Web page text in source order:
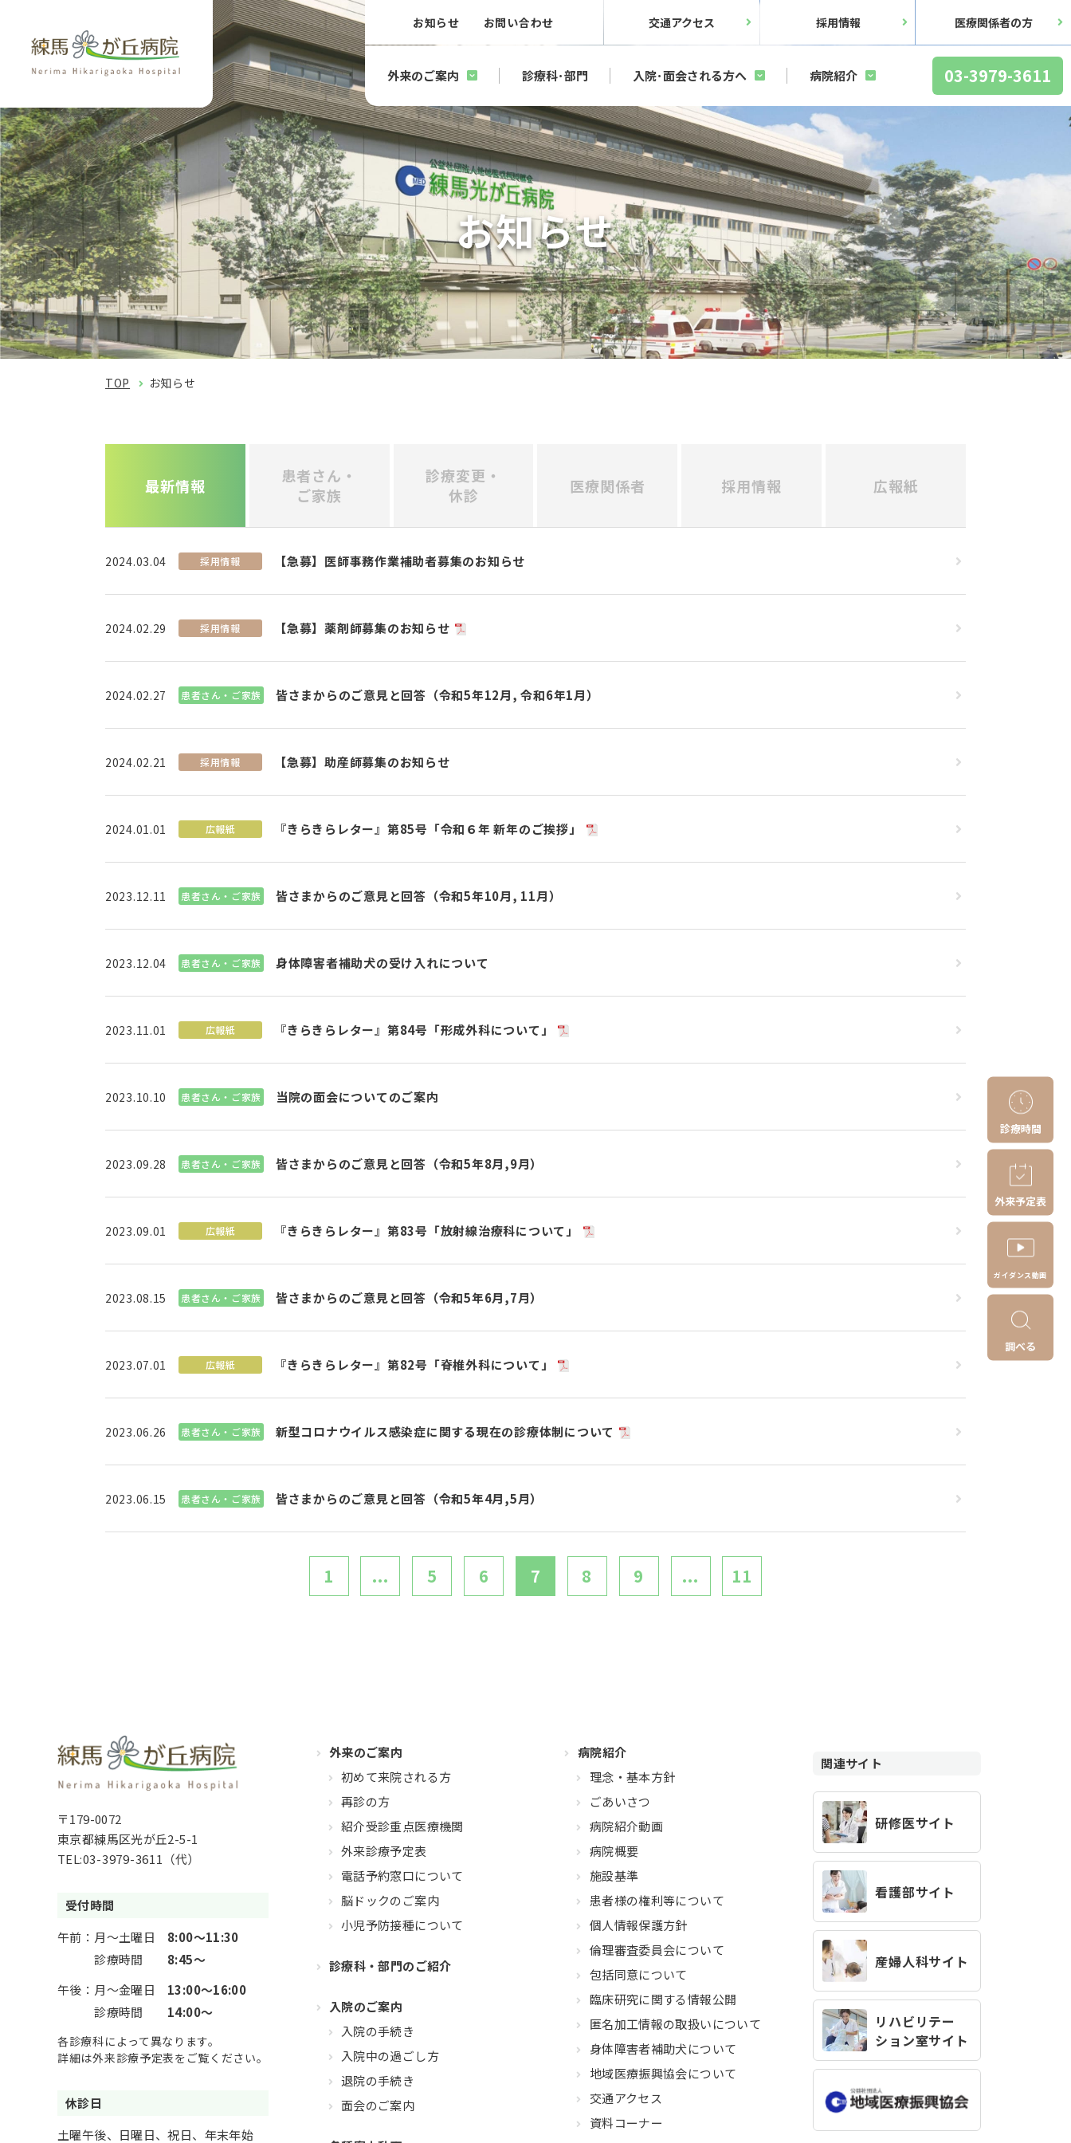
お知らせ お問い合わせ 交通アクセス 採用情報 医療関係者の方
外来のご案内 診療科･部門 入院･面会される方へ 病院紹介 03-3979-3611
お知らせ
TOP お知らせ
診療時間
外来予定表
ガイダンス動画
調べる
最新情報
患者さん・
ご家族
診療変更・
休診
医療関係者 採用情報 広報紙
2024.03.04 採用情報 【急募】医師事務作業補助者募集のお知らせ
2024.02.29 採用情報 【急募】薬剤師募集のお知らせ
2024.02.27 患者さん・ご家族 皆さまからのご意見と回答（令和5年12月, 令和6年1月）
2024.02.21 採用情報 【急募】助産師募集のお知らせ
2024.01.01 広報紙 『きらきらレター』第85号「令和６年 新年のご挨拶」
2023.12.11 患者さん・ご家族 皆さまからのご意見と回答（令和5年10月, 11月）
2023.12.04 患者さん・ご家族 身体障害者補助犬の受け入れについて
2023.11.01 広報紙 『きらきらレター』第84号「形成外科について」
2023.10.10 患者さん・ご家族 当院の面会についてのご案内
2023.09.28 患者さん・ご家族 皆さまからのご意見と回答（令和5年8月,9月）
2023.09.01 広報紙 『きらきらレター』第83号「放射線治療科について」
2023.08.15 患者さん・ご家族 皆さまからのご意見と回答（令和5年6月,7月）
2023.07.01 広報紙 『きらきらレター』第82号「脊椎外科について」
2023.06.26 患者さん・ご家族 新型コロナウイルス感染症に関する現在の診療体制について
2023.06.15 患者さん・ご家族 皆さまからのご意見と回答（令和5年4月,5月）
1 ... 5 6 7 8 9 ... 11
〒179-0072
東京都練馬区光が丘2-5-1
TEL:03-3979-3611 （代）
受付時間
午前： 月～土曜日
診療時間
8:00～11:30
8:45～
午後： 月～金曜日
診療時間
13:00～16:00
14:00～
各診療科によって異なります。
詳細は外来診療予定表をご覧ください。
休診日
土曜午後、日曜日、祝日、年末年始
外来のご案内
初めて来院される方
再診の方
紹介受診重点医療機関
外来診療予定表
電話予約窓口について
脳ドックのご案内
小児予防接種について
診療科・部門のご紹介
入院のご案内
入院の手続き
入院中の過ごし方
退院の手続き
面会のご案内
病院紹介
理念・基本方針
ごあいさつ
病院紹介動画
病院概要
施設基準
患者様の権利等について
個人情報保護方針
倫理審査委員会について
包括同意について
臨床研究に関する情報公開
匿名加工情報の取扱いについて
身体障害者補助犬について
地域医療振興協会について
交通アクセス
資料コーナー
関連サイト
研修医サイト
看護部サイト
産婦人科サイト
リハビリテー
ション室サイト